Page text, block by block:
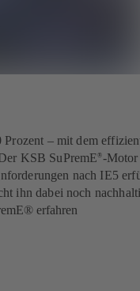
– mit dem
KSB SuPremE ® -Motor
nach IE5
ihn dabei noch
erfahren